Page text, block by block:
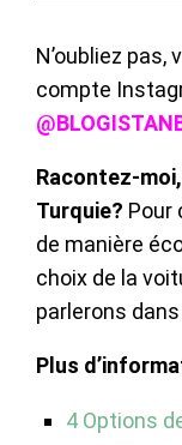
N’oubliez pas,
compte
Racontez-
Turquie? Pour
de manière
choix de la
parlerons
Plus
4 Options